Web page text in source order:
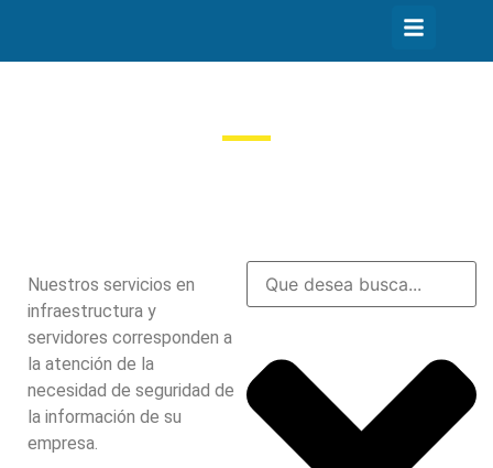
Equipos e Infraestructura
Nuestros servicios en
infraestructura y
servidores corresponden a
la atención de la
necesidad de seguridad de
la información de su
empresa.